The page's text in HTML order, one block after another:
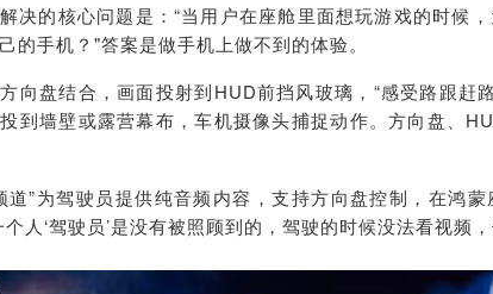
决的核心问题是：“当用户在座舱里面想玩游戏的时候
的手机？"答案是做手机上做不到的体验。
向盘结合，画面投射到HUD前挡风玻璃，“感受路跟赶
到墙壁或露营幕布，车机摄像头捕捉动作。方向盘、
道”为驾驶员提供纯音频内容，支持方向盘控制，在鸿
人‘驾驶员’是没有被照顾到的，驾驶的时候没法看视频